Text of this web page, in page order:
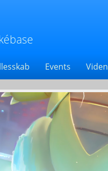
Events Viden